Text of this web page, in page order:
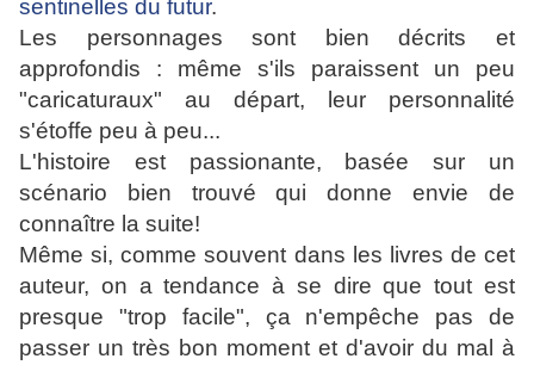
sentinelles du futur.
Les personnages sont bien décrits et
approfondis : même s'ils paraissent un peu
"caricaturaux" au départ, leur personnalité
s'étoffe peu à peu...
L'histoire est passionante, basée sur un
scénario bien trouvé qui donne envie de
connaître la suite!
Même si, comme souvent dans les livres de cet
auteur, on a tendance à se dire que tout est
presque "trop facile", ça n'empêche pas de
passer un très bon moment et d'avoir du mal à